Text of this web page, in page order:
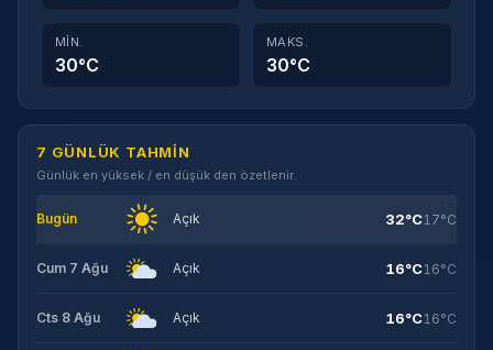
MIN.
30°C
MAKS.
30°C
7 GÜNLÜK TAHMIN
Günlük en yüksek / en düşük den özetlenir.
Bugün Açık 32°C17°C
Cum 7 Ağu Açık 16°C16°C
Cts 8 Ağu Açık 16°C16°C